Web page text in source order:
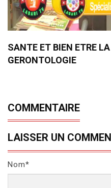
SANTE ET BIEN ETRE
GERONTOLOGIE
COMMENTAIRE
LAISSER UN
Nom*